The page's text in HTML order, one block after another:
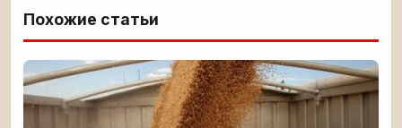
Похожие статьи